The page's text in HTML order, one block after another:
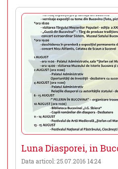
Luna Diasporei, in
Data articol: 25.07.2016 14:24